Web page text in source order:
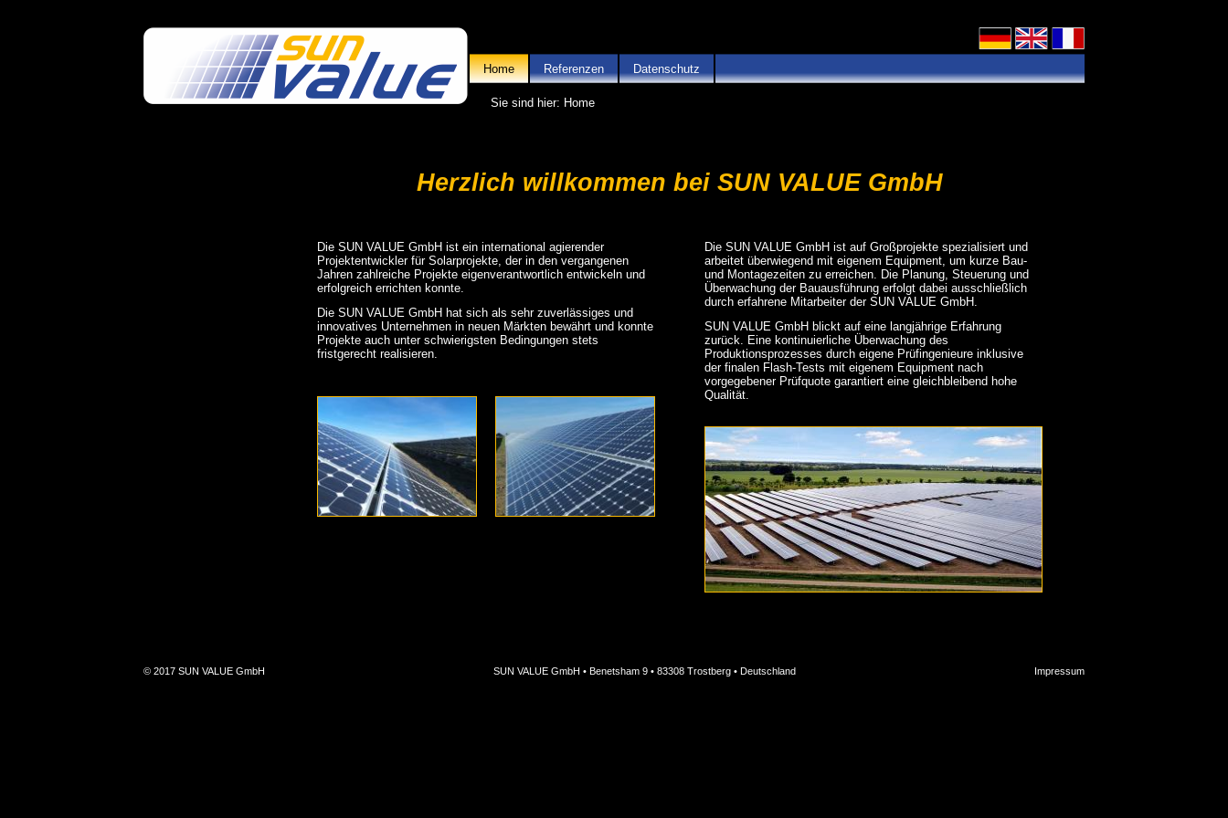
Deutsch
Home Referenzen Datenschutz
Sie sind hier: Home
Herzlich willkommen bei SUN VALUE GmbH
Die SUN VALUE GmbH ist ein international agierender
Projektentwickler für Solarprojekte, der in den vergangenen
Jahren zahlreiche Projekte eigenverantwortlich entwickeln und
erfolgreich errichten konnte.
Die SUN VALUE GmbH hat sich als sehr zuverlässiges und
innovatives Unternehmen in neuen Märkten bewährt und konnte
Projekte auch unter schwierigsten Bedingungen stets
fristgerecht realisieren.
Die SUN VALUE GmbH ist auf Großprojekte spezialisiert und
arbeitet überwiegend mit eigenem Equipment, um kurze Bau-
und Montagezeiten zu erreichen. Die Planung, Steuerung und
Überwachung der Bauausführung erfolgt dabei ausschließlich
durch erfahrene Mitarbeiter der SUN VALUE GmbH.
SUN VALUE GmbH blickt auf eine langjährige Erfahrung
zurück. Eine kontinuierliche Überwachung des
Produktionsprozesses durch eigene Prüfingenieure inklusive
der finalen Flash-Tests mit eigenem Equipment nach
vorgegebener Prüfquote garantiert eine gleichbleibend hohe
Qualität.
© 2017 SUN VALUE GmbH Impressum
SUN VALUE GmbH • Benetsham 9 • 83308 Trostberg • Deutschland